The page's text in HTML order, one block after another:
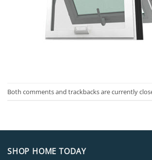
Both comments and trackbacks are currently
SHOP HOME TODAY